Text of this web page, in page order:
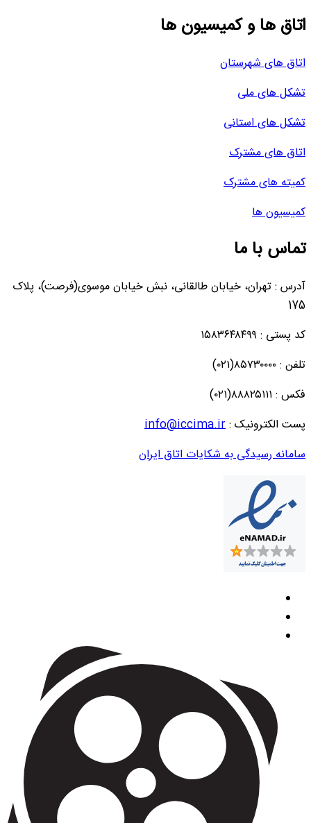
اتاق ها و کمیسیون ها
اتاق های شهرستان
تشکل های ملی
تشکل های استانی
اتاق های مشترک
کمیته های مشترک
کمیسیون ها
تماس با ما
آدرس : تهران، خیابان طالقانی، نبش خیابان موسوی(فرصت)، پلاک
175
کد پستی : ۱۵۸۳۶۴۸۴۹۹
تلفن : ۸۵۷۳۰۰۰۰(۰۲۱)
فکس : ۸۸۸۲۵۱۱۱(۰۲۱)
پست الکترونیک :info@iccima.ir
سامانه رسیدگی به شکایات اتاق ایران